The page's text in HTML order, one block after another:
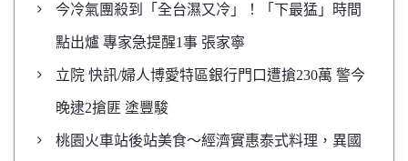
今冷氣團殺到「全台濕又冷」！「下最猛」時間
點出爐 專家急提醒1事 張家寧
立院 快訊/婦人博愛特區銀行門口遭搶230萬 警今
晚逮2搶匪 塗豐駿
桃園火車站後站美食～經濟實惠泰式料理，異國